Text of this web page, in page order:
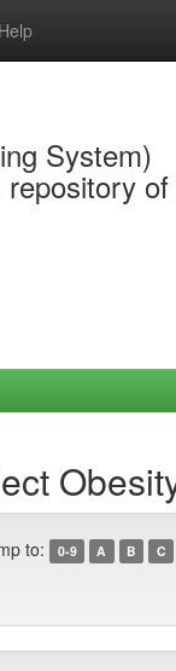
Help
System)
to: 0-9 A B C